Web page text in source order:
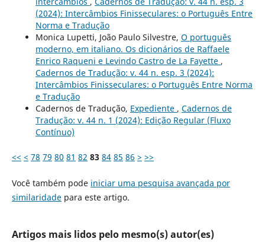
(2024): Intercâmbios Finisseculares: o Português Entre
Norma e Tradução
Monica Lupetti, João Paulo Silvestre, O português
moderno, em italiano. Os dicionários de Raffaele
Enrico Raqueni e Levindo Castro de La Fayette ,
Cadernos de Tradução: v. 44 n. esp. 3 (2024):
Intercâmbios Finisseculares: o Português Entre Norma
e Tradução
Cadernos de Tradução, Expediente , Cadernos de
Tradução: v. 44 n. 1 (2024): Edição Regular (Fluxo
Contínuo)
<< < 78 79 80 81 82 83 84 85 86 > >>
Você também pode iniciar uma pesquisa avançada por
similaridadepara este artigo.
Artigos mais lidos pelo mesmo(s) autor(es)